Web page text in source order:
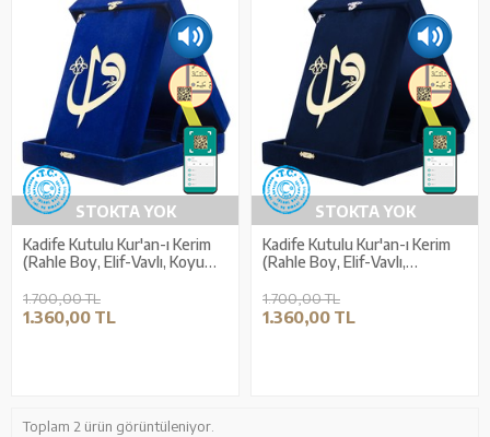
STOKTA YOK
Kadife Kutulu Kur'an-ı Kerim
(Rahle Boy, Elif-Vavlı, Koyu
1.700,00 TL
1.360,00 TL
STOKTA YOK
Kadife Kutulu Kur'an-ı Kerim
(Rahle Boy, Elif-Vavlı,
1.700,00 TL
1.360,00 TL
Toplam 2 ürün görüntüleniyor.